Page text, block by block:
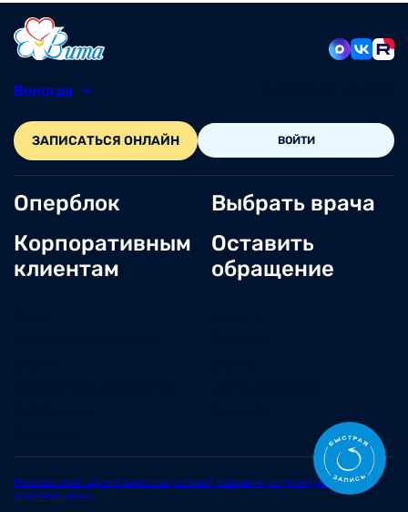
Вологда
ЗАПИСАТЬСЯ ОНЛАЙН ВОЙТИ
Оперблок
Корпоративным
клиентам
Выбрать врача
Оставить
обращение
Независимая оценка качества условий оказания услуг медицинскими
организациями